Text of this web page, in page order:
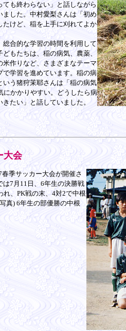
ても終わらない」と話しながら
ました。中村愛梨さんは「初め
たけど、稲を上手に刈れてよか
合的な学習の時間を利用して
もたちは、稲の病気、農薬、
米作りなど、さまざまなテーマ
で学習を進めています。稲の病
いう猪狩茉耶さんは「稲の病気
にかかりやすい。どうしたら病
たい」と話していました。
大会
季サッカー大会が開催さ
7月11日、6年生の決勝戦
れ、PK戦の末、4対2で中根
真) 6年生の部優勝の中根